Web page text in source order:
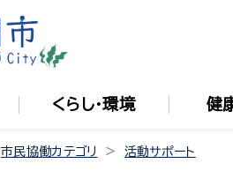
くらし・環境 健
市民協働カテゴリ 活動サポート